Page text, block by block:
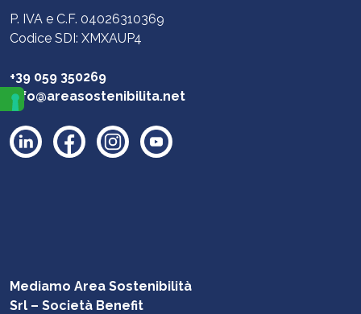
P. IVA e C.F. 04026310369
Codice SDI: XMXAUP4
+39 059 350269
info@areasostenibilita.net
Mediamo Area Sostenibilità
Srl – Società Benefit